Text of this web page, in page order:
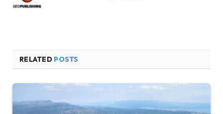
RELATED POSTS